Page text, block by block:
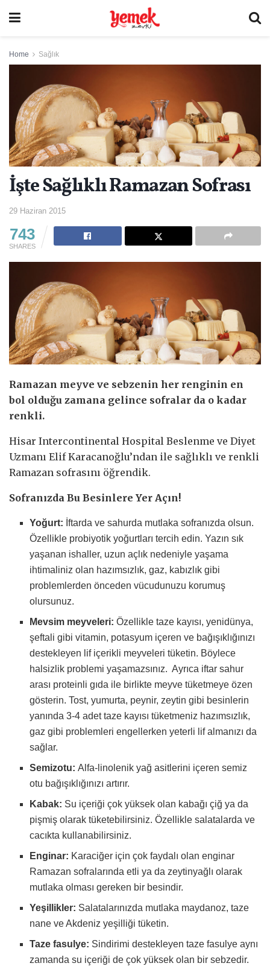
Home Sağlık
İşte Sağlıklı Ramazan Sofrası
29 Haziran 2015
743
SHARES
Ramazan meyve ve sebzenin her renginin en
bol olduğu zamana gelince sofralar da o kadar
renkli.
Hisar Intercontinental Hospital Beslenme ve Diyet
Uzmanı Elif Karacanoğlu’ndan ile sağlıklı ve renkli
Ramazan sofrasını öğrendik.
Sofranızda Bu Besinlere Yer Açın!
Yoğurt: İftarda ve sahurda mutlaka sofranızda olsun.
Özellikle probiyotik yoğurtları tercih edin. Yazın sık
yaşanan ishaller, uzun açlık nedeniyle yaşama
ihtimaliniz olan hazımsızlık, gaz, kabızlık gibi
problemlerden önceden vücudunuzu korumuş
olursunuz.
Mevsim meyveleri: Özellikle taze kayısı, yenidünya,
şeftali gibi vitamin, potasyum içeren ve bağışıklığınızı
destekleyen lif içerikli meyveleri tüketin. Böylece
halsizlik problemi yaşamazsınız. Ayrıca iftar sahur
arası proteinli gıda ile birlikte meyve tüketmeye özen
gösterin. Tost, yumurta, peynir, zeytin gibi besinlerin
yanında 3-4 adet taze kayısı tüketmeniz hazımsızlık,
gaz gibi problemleri engellerken yeterli lif almanızı da
sağlar.
Semizotu:Alfa-linolenik yağ asitlerini içeren semiz
otu bağışıklığınızı artırır.
Kabak: Su içeriği çok yüksek olan kabağı çiğ ya da
pişmiş olarak tüketebilirsiniz. Özellikle salatalarda ve
cacıkta kullanabilirsiniz.
Enginar: Karaciğer için çok faydalı olan enginar
Ramazan sofralarında etli ya da zeytinyağlı olarak
mutlaka olması gereken bir besindir.
Yeşillikler: Salatalarınızda mutlaka maydanoz, taze
nane ve Akdeniz yeşilliği tüketin.
Taze fasulye: Sindirimi destekleyen taze fasulye aynı
zamanda su içeriği de çok yüksek olan bir sebzedir.